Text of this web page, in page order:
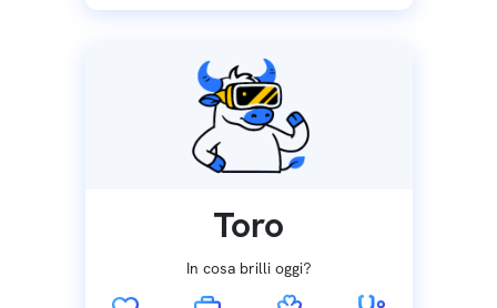
Toro
In cosa brilli oggi?